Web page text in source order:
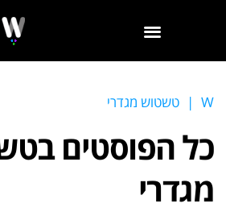
W
| טשטוש מגדרי
כל הפוסטים ב
מגדרי